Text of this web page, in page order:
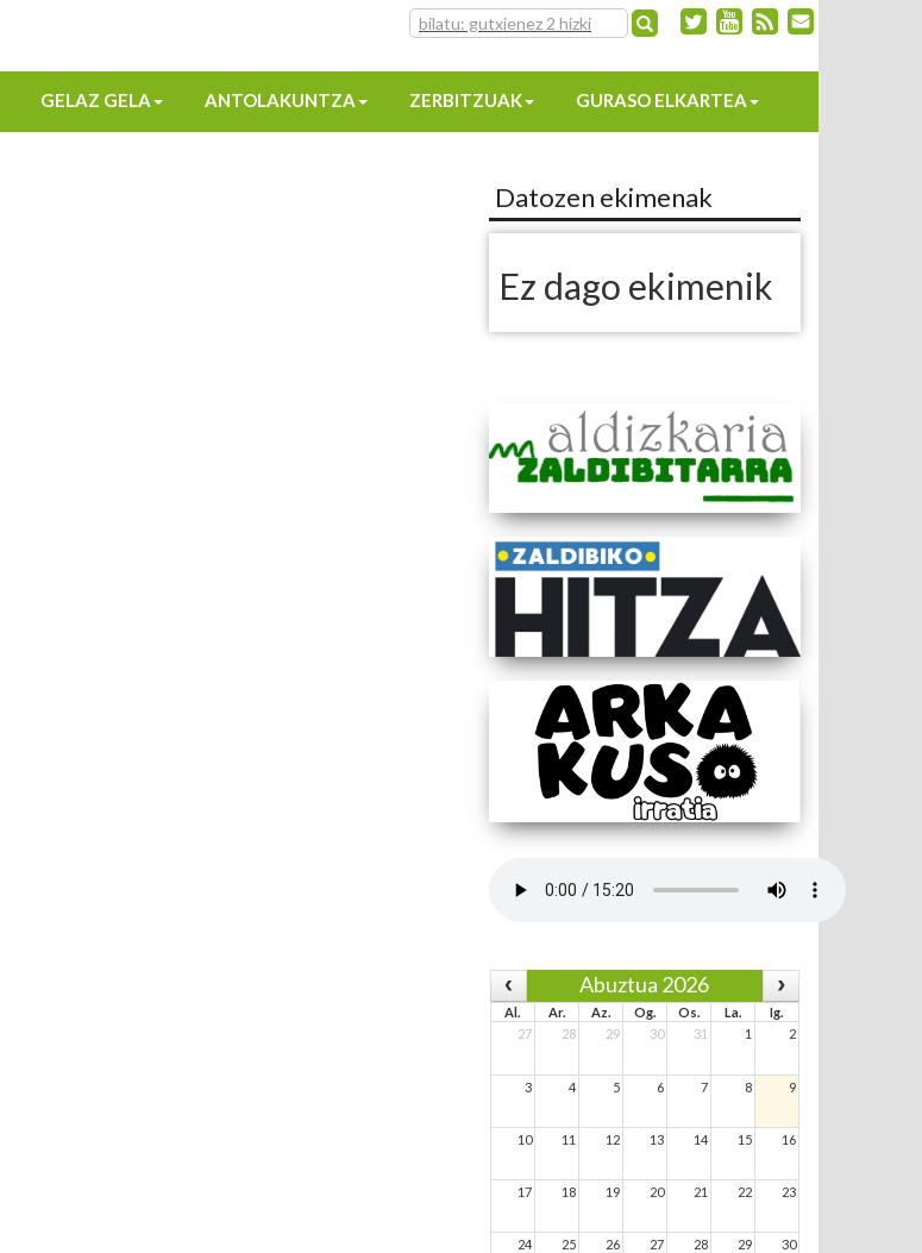
GELAZ GELA ANTOLAKUNTZA ZERBITZUAK GURASO ELKARTEA
Datozen ekimenak
Ez dago ekimenik
Abuztua 2026
Al. Ar. Az. Og. Os. La.
Ig.
27
28 29 30 31 1 2
3 4 5 6 7 8 9
10 11 12 13 14 15 16
17 18 19 20 21 22 23
24 25 26 27 28 29 30